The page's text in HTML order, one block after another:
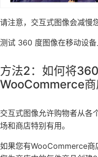
请注意，交互式图像会减慢
测试 360 度图像在移动设备
方法2：如何将
WooCommerce商
交互式图像允许购物者从各
场和商店特别有用。
如果您有WooCommerce